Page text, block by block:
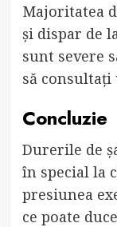
Majoritatea
și dispar de
sunt severe
să
Concluzie
Durerile de
în special la
presiunea
ce poate